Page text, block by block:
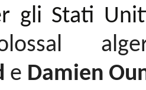
gli Stati
e Damien